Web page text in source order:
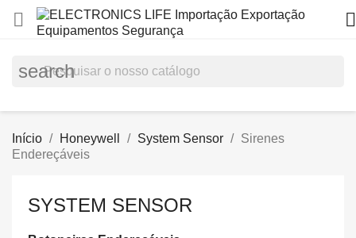
 
search
Início Honeywell System Sensor
Sirenes
Endereçáveis
SYSTEM SENSOR